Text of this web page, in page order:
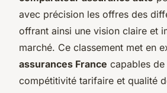
avec précision les offres des
offrant ainsi une vision claire et
marché. Ce classement met en
assurances France capables
compétitivité tarifaire et qualité